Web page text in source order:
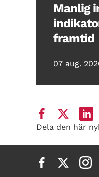
Manlig
framtid
07 aug.
Dela den här